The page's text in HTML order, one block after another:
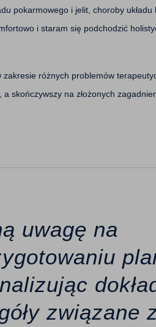
pokarmowego i jelit, choroby układu
i staram się podchodzić
różnych problemów
skończywszy na złożonych
uwagę na
związane